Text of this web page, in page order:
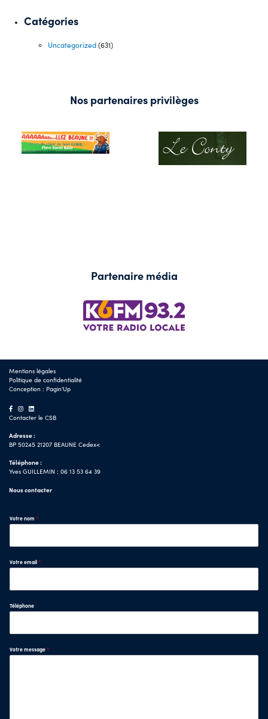
Catégories
Uncategorized(631)
Nos partenaires privilèges
Partenaire média
Mentions légales
Politique de confidentialité
Conception : Pagin'Up
Contacter le CSB
Adresse :
BP 50245 21207 BEAUNE Cedex<
Téléphone :
Yves GUILLEMIN : 06 13 53 64 39
Nous contacter
Votre nom *
Votre email*
Téléphone
Votre message*